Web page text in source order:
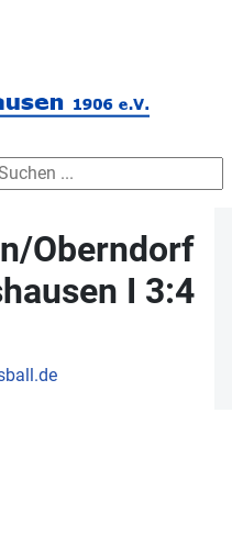
Suchen ...
Oberndorf
I 3:4